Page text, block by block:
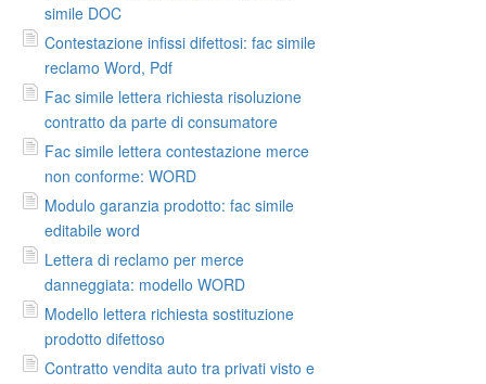
simile DOC
Contestazione infissi difettosi: fac simile
reclamo Word, Pdf
Fac simile lettera richiesta risoluzione
contratto da parte di consumatore
Fac simile lettera contestazione merce
non conforme: WORD
Modulo garanzia prodotto: fac simile
editabile word
Lettera di reclamo per merce
danneggiata: modello WORD
Modello lettera richiesta sostituzione
prodotto difettoso
Contratto vendita auto tra privati visto e